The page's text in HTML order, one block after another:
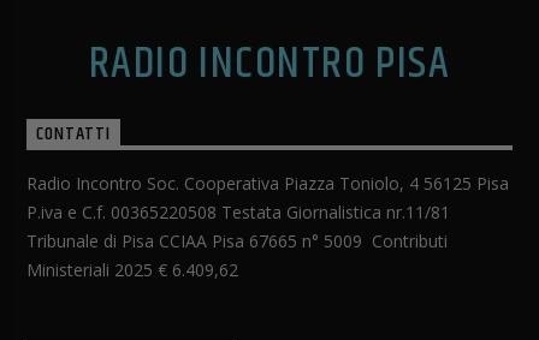
RADIO INCONTRO PISA
CONTATTI
Radio Incontro Soc. Cooperativa Piazza Toniolo, 4 56125 Pisa
P.iva e C.f. 00365220508 Testata Giornalistica nr.11/81
Tribunale di Pisa CCIAA Pisa 67665 n° 5009 Contributi
Ministeriali 2025 € 6.409,62